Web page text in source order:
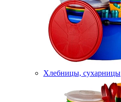
Хлебницы, сухарницы